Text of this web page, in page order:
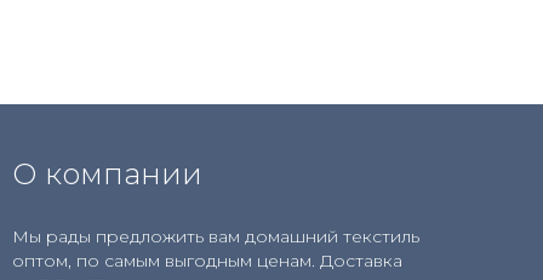
О компании
Мы рады предложить вам домашний текстиль
оптом, по самым выгодным ценам. Доставка